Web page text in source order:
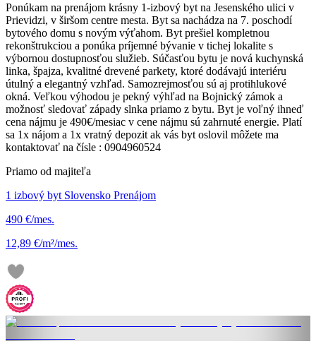
Ponúkam na prenájom krásny 1-izbový byt na Jesenského ulici v
Prievidzi, v širšom centre mesta. Byt sa nachádza na 7. poschodí
bytového domu s novým výťahom. Byt prešiel kompletnou
rekonštrukciou a ponúka príjemné bývanie v tichej lokalite s
výbornou dostupnosťou služieb. Súčasťou bytu je nová kuchynská
linka, špajza, kvalitné drevené parkety, ktoré dodávajú interiéru
útulný a elegantný vzhľad. Samozrejmosťou sú aj protihlukové
okná. Veľkou výhodou je pekný výhľad na Bojnický zámok a
možnosť sledovať západy slnka priamo z bytu. Byt je voľný ihneď
cena nájmu je 490€/mesiac v cene nájmu sú zahrnuté energie. Platí
sa 1x nájom a 1x vratný depozit ak vás byt oslovil môžete ma
kontaktovať na čísle : 0904960524
Priamo od majiteľa
1 izbový byt Slovensko Prenájom
490 €/mes.
12,89 €/m²/mes.